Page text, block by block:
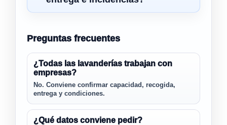
Preguntas frecuentes
¿Todas las lavanderías trabajan con
empresas?
No. Conviene confirmar capacidad, recogida,
entrega y condiciones.
¿Qué datos conviene pedir?